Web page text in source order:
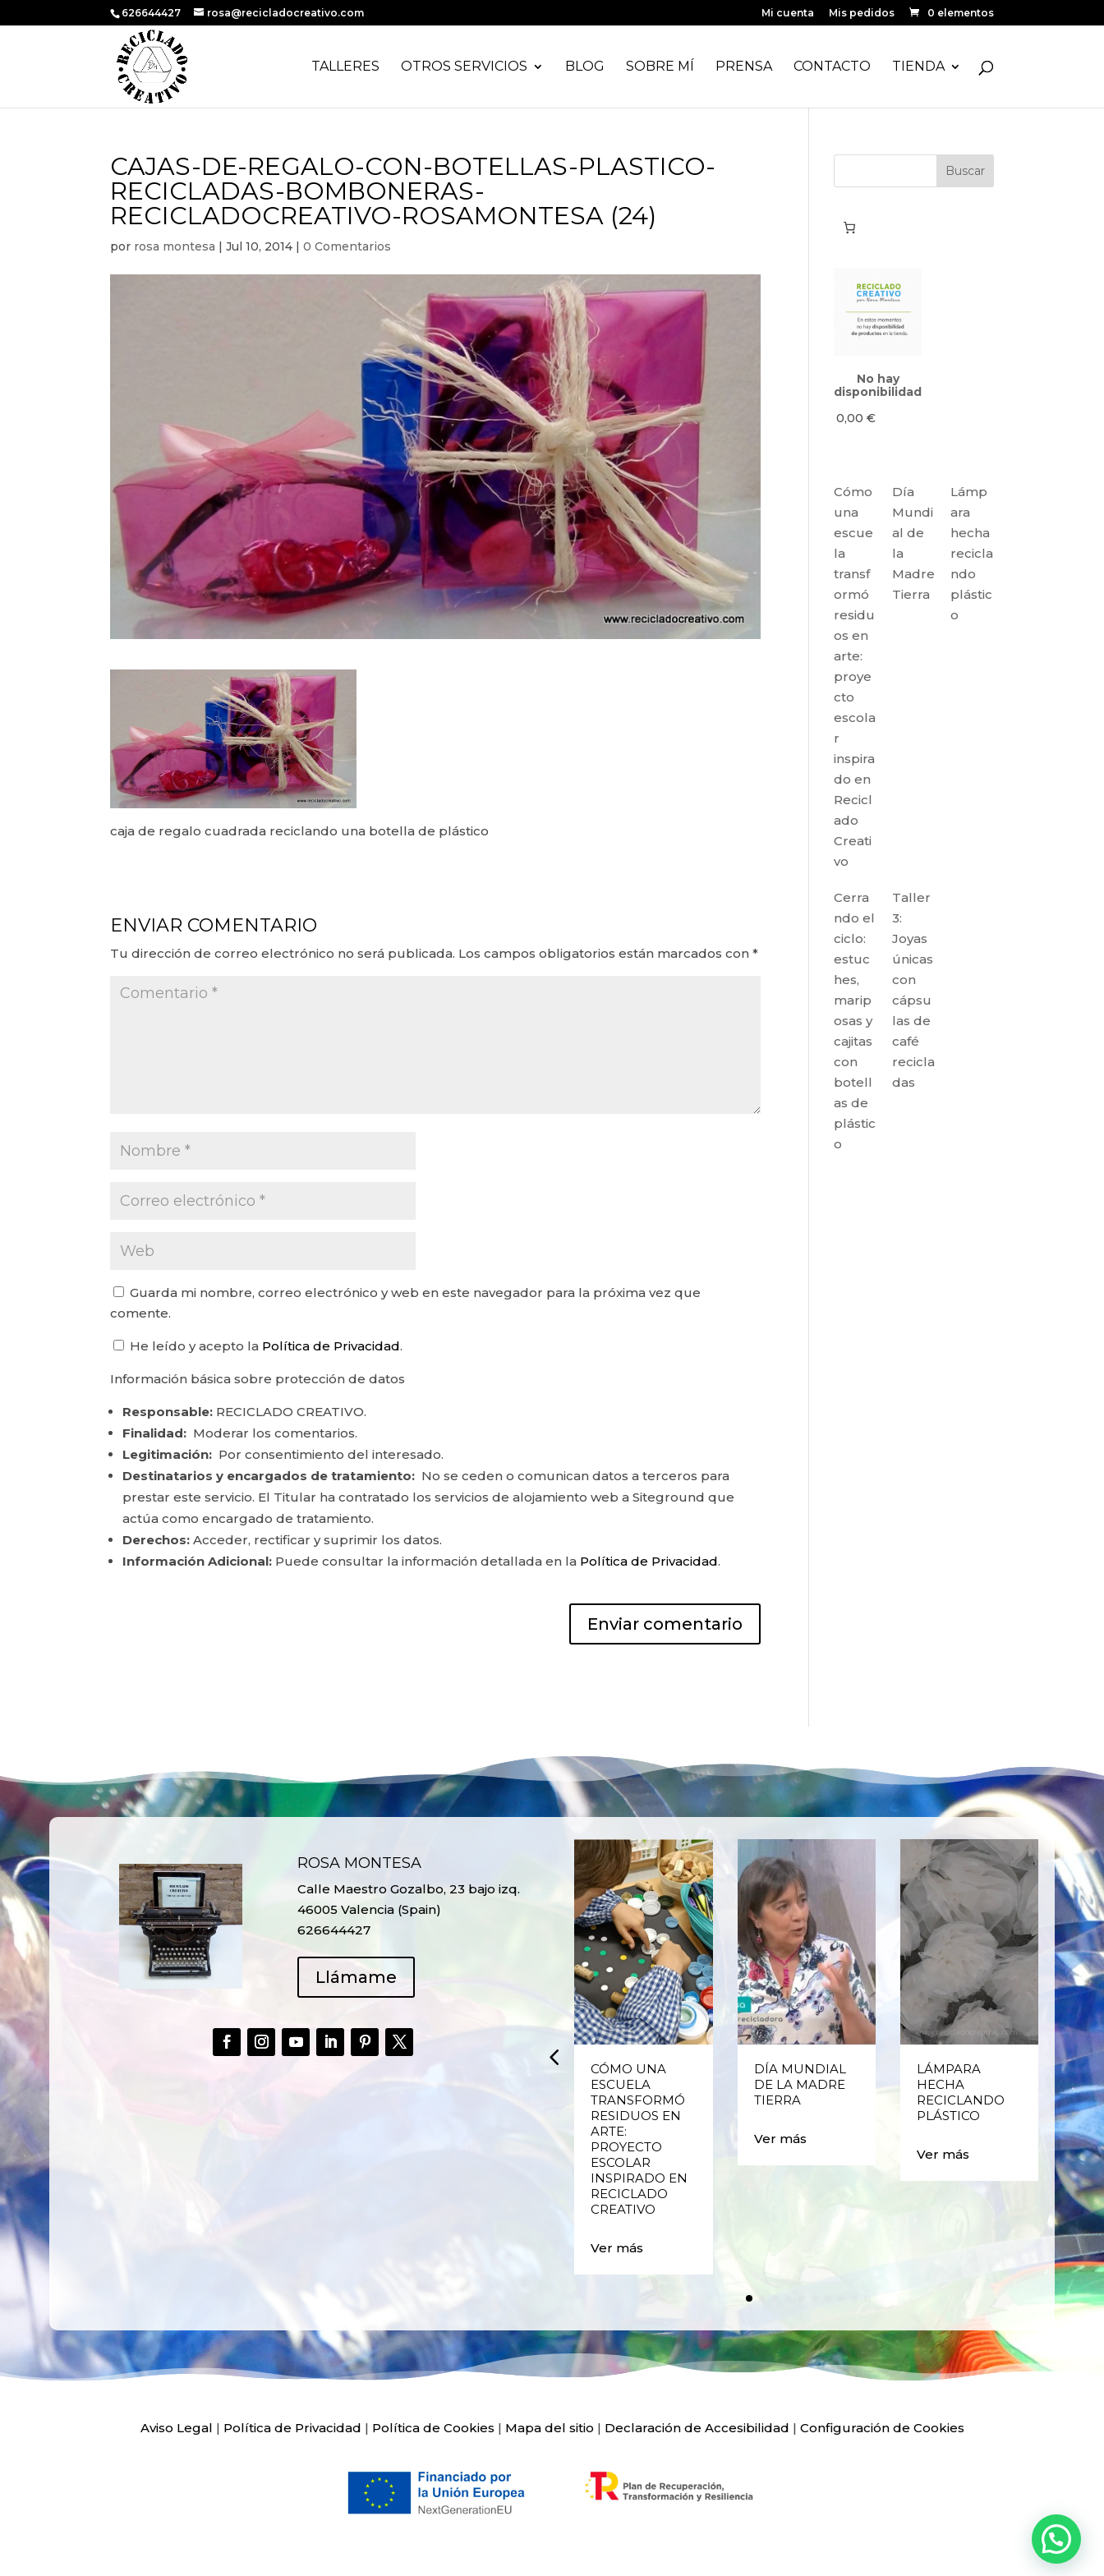
626644427 rosa@recicladocreativo.com Mi cuenta Mis pedidos 0 elementos
TALLERES OTROS SERVICIOS BLOG SOBRE MÍ PRENSA CONTACTO TIENDA
CAJAS-DE-REGALO-CON-BOTELLAS-PLASTICO-
RECICLADAS-BOMBONERAS-
RECICLADOCREATIVO-ROSAMONTESA (24)
por rosa montesa |Jul 10, 2014 |0 Comentarios
caja de regalo cuadrada reciclando una botella de plástico
ENVIAR COMENTARIO
Tu dirección de correo electrónico no será publicada. Los campos obligatorios están marcados con*
Guarda mi nombre, correo electrónico y web en este navegador para la próxima vez que
comente.
He leído y acepto la Política de Privacidad.
Información básica sobre protección de datos
Responsable: RECICLADO CREATIVO.
Finalidad: Moderar los comentarios.
Legitimación: Por consentimiento del interesado.
Destinatarios y encargados de tratamiento: No se ceden o comunican datos a terceros para
prestar este servicio. El Titular ha contratado los servicios de alojamiento web a Siteground que
actúa como encargado de tratamiento.
Derechos: Acceder, rectificar y suprimir los datos.
Información Adicional: Puede consultar la información detallada en la Política de Privacidad.
No hay
disponibilidad
0,00€
Cómo
una
escue
la
transf
ormó
residu
os en
arte:
proye
cto
escola
r
inspira
do en
Recicl
ado
Creati
vo
Día
Mundi
al de
la
Madre
Tierra
Lámp
ara
hecha
recicla
ndo
plástic
o
Cerra
ndo el
ciclo:
estuc
hes,
marip
osas y
cajitas
con
botell
as de
plástic
o
Taller
3:
Joyas
únicas
con
cápsu
las de
café
recicla
das
ROSA MONTESA
Calle Maestro Gozalbo, 23 bajo izq.
46005 Valencia (Spain)
626644427
Llámame
RECICLADO EN
CÓMO UNA
ESCUELA
TRANSFORMÓ
RESIDUOS EN
ARTE:
PROYECTO
ESCOLAR
INSPIRADO EN
RECICLADO
CREATIVO
Ver más
DÍA MUNDIAL
DE LA MADRE
TIERRA
Ver más
LÁMPARA
HECHA
RECICLANDO
PLÁSTICO
Ver más
Aviso Legal | Política de Privacidad | Política de Cookies | Mapa del sitio | Declaración de Accesibilidad | Configuración de Cookies